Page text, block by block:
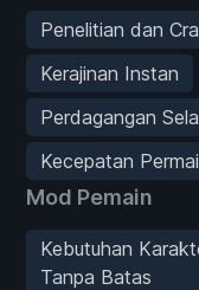
Penelitian dan
Kerajinan Instan
Perdagangan
Kecepatan
Mod Pemain
Kebutuhan
Tanpa Batas